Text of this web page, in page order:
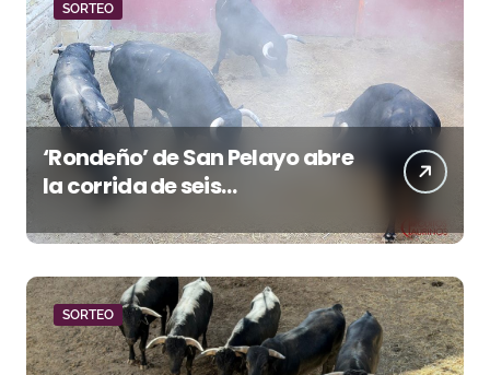
SORTEO
‘Rondeño’ de San Pelayo abre
la corrida de seis
Santa María esta noche
SORTEO